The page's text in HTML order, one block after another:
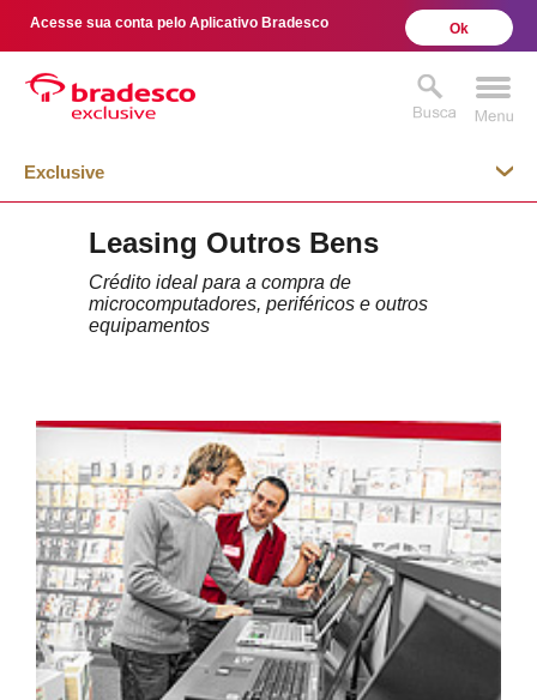
Exclusive
RECENTES
SEPARAMOS PARA VOCÊ
Antecipação
Imposto de
renda
Bradesco
Explica
de
Dívidas
Leasing Outros Bens
Crédito ideal para a compra de
microcomputadores, periféricos e outros
equipamentos
Acesse sua conta pelo Aplicativo Bradesco Ok